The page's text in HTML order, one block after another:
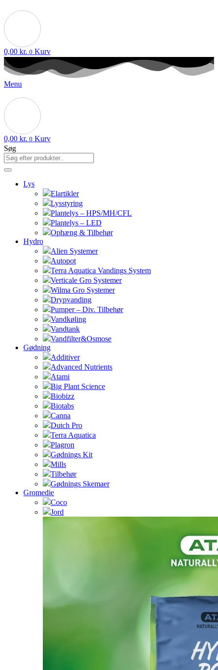
0,00 kr. 0 Kurv
Menu
0,00 kr. 0 Kurv
Søg
Lys
Elartikler
Lysstyring
Plantelys – HPS/MH/CFL
Plantelys – LED
Ophæng & Tilbehør
Hydro
Alien Systemer
Autopot
Terra Aquatica Vandings System
Verticale Gro Systemer
Wilma Gro Systemer
Drypvanding
Pumper – Div. Tilbehør
Vandkøling
Vandtank
Vandfilter&Osmose
Gødning
Additiver
Advanced Nutrients
Atami
Big Plant Science
Biobizz
Biotabs
Canna
Dutch Pro
Terra Aquatica
Plagron
Gødnings Kit
Mills
Tilbehør
Gødnings Skemaer
Gromedie
Coco
Jord